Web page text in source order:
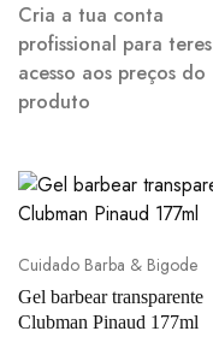
Cria a tua conta
profissional para teres
acesso aos preços do
produto
Cuidado Barba & Bigode
Gel barbear transparente
Clubman Pinaud 177ml